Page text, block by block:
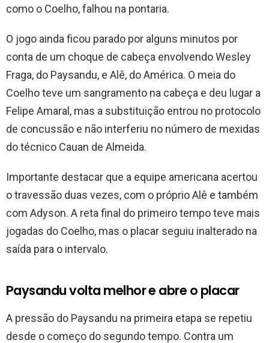
como o Coelho, falhou na pontaria.
O jogo ainda ficou parado por alguns minutos por
conta de um choque de cabeça envolvendo Wesley
Fraga, do Paysandu, e Alê, do América. O meia do
Coelho teve um sangramento na cabeça e deu lugar a
Felipe Amaral, mas a substituição entrou no protocolo
de concussão e não interferiu no número de mexidas
do técnico Cauan de Almeida.
Importante destacar que a equipe americana acertou
o travessão duas vezes, com o próprio Alê e também
com Adyson. A reta final do primeiro tempo teve mais
jogadas do Coelho, mas o placar seguiu inalterado na
saída para o intervalo.
Paysandu volta melhor e abre o placar
A pressão do Paysandu na primeira etapa se repetiu
desde o começo do segundo tempo. Contra um